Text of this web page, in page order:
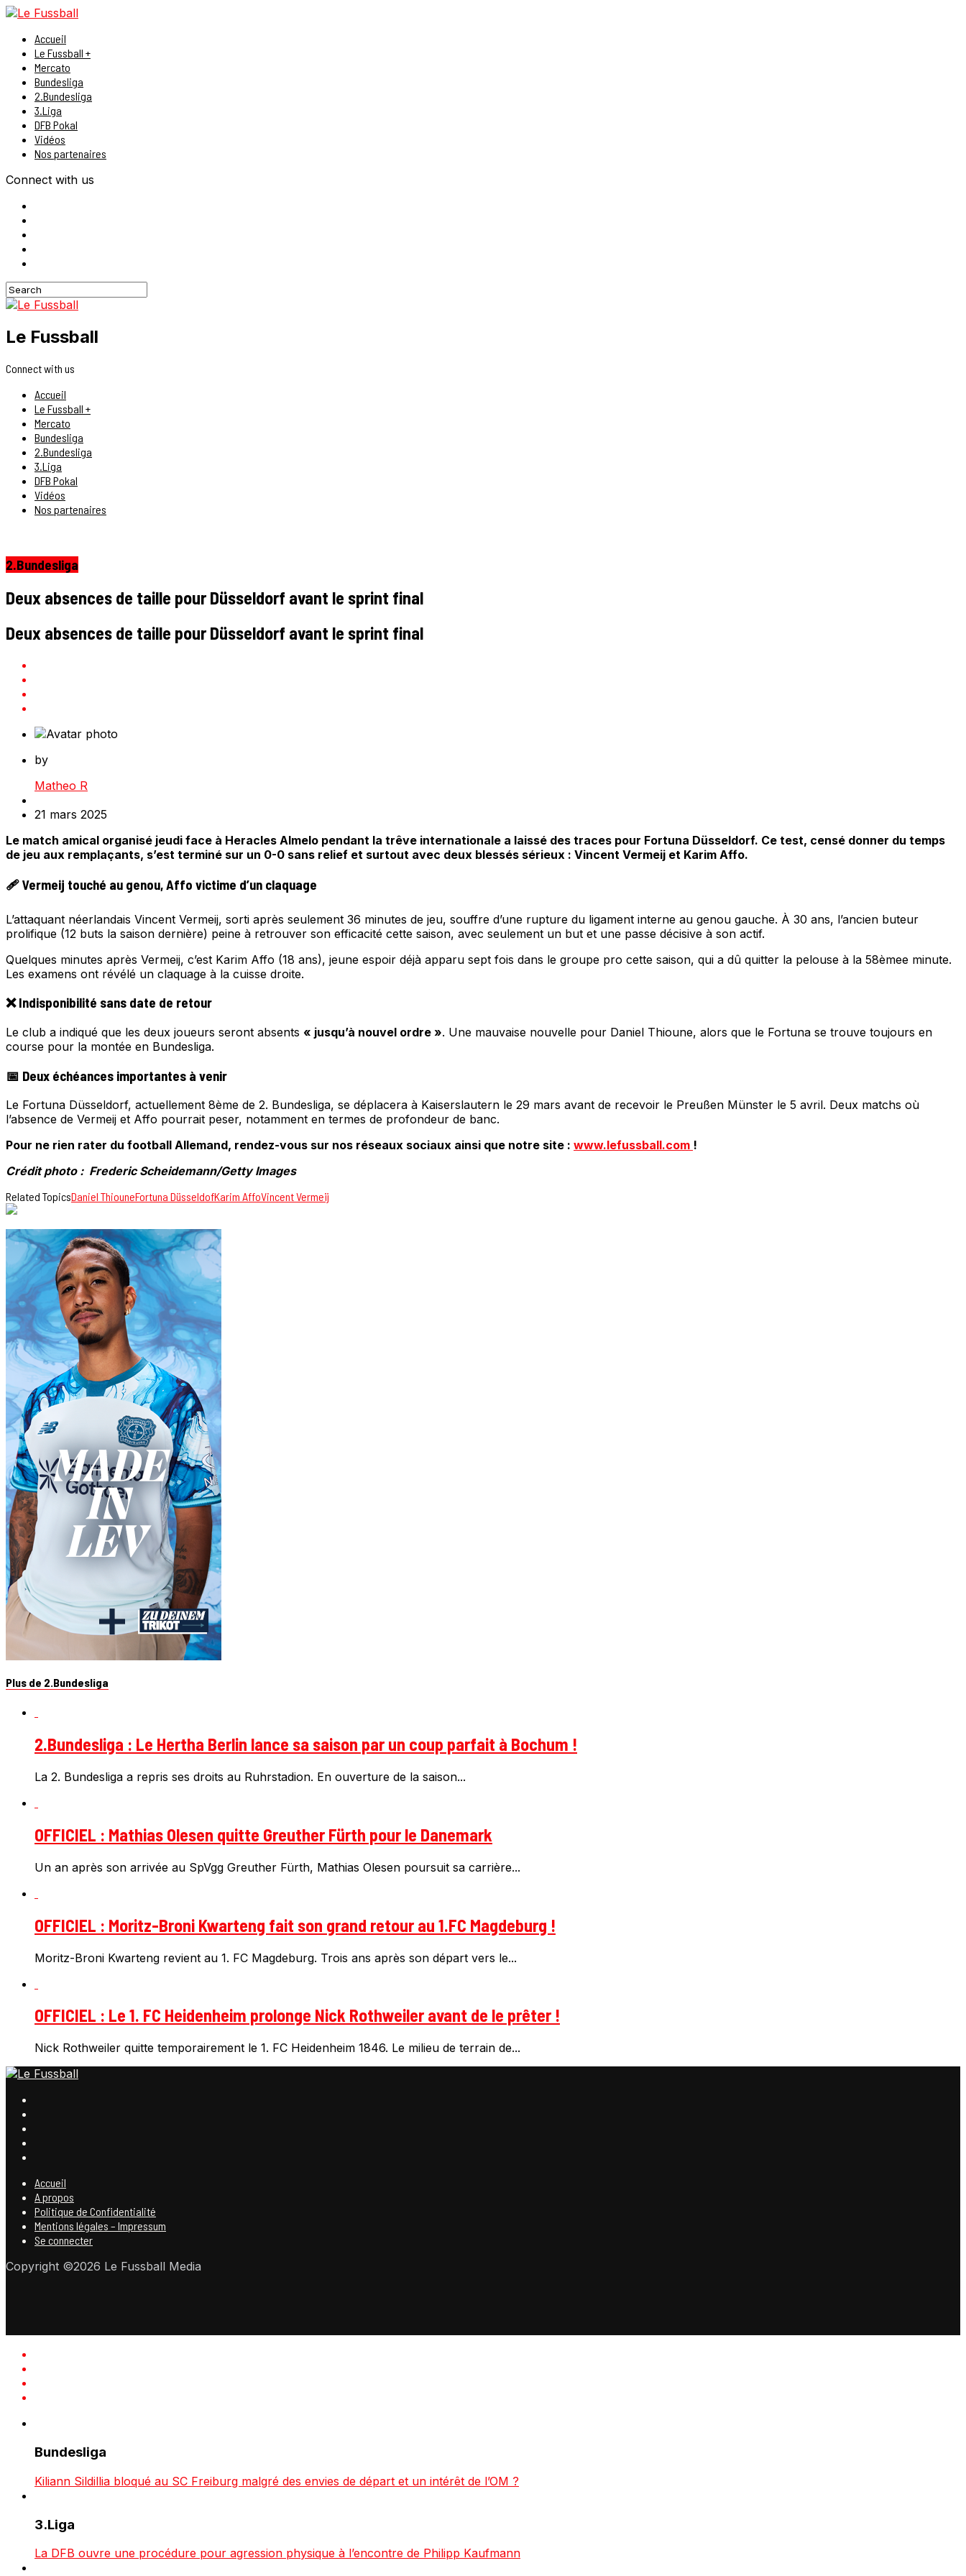
Accueil
Le Fussball +
Mercato
Bundesliga
2.Bundesliga
3.Liga
DFB Pokal
Vidéos
Nos partenaires
Connect with us
Le Fussball
Connect with us
Accueil
Le Fussball +
Mercato
Bundesliga
2.Bundesliga
3.Liga
DFB Pokal
Vidéos
Nos partenaires
2.Bundesliga
Deux absences de taille pour Düsseldorf avant le sprint final
Deux absences de taille pour Düsseldorf avant le sprint final
by
Matheo R
21 mars 2025
Le match amical organisé jeudi face à Heracles Almelo pendant la trêve internationale a laissé des traces pour Fortuna Düsseldorf. Ce test, censé donner du temps
de jeu aux remplaçants, s’est terminé sur un 0-0 sans relief et surtout avec deux blessés sérieux : Vincent Vermeij et Karim Affo.
🩹 Vermeij touché au genou, Affo victime d’un claquage
L’attaquant néerlandais Vincent Vermeij, sorti après seulement 36 minutes de jeu, souffre d’une rupture du ligament interne au genou gauche. À 30 ans, l’ancien buteur
prolifique (12 buts la saison dernière) peine à retrouver son efficacité cette saison, avec seulement un but et une passe décisive à son actif.
Quelques minutes après Vermeij, c’est Karim Affo (18 ans), jeune espoir déjà apparu sept fois dans le groupe pro cette saison, qui a dû quitter la pelouse à la 58èmee minute.
Les examens ont révélé un claquage à la cuisse droite.
❌ Indisponibilité sans date de retour
Le club a indiqué que les deux joueurs seront absents « jusqu’à nouvel ordre ». Une mauvaise nouvelle pour Daniel Thioune, alors que le Fortuna se trouve toujours en
course pour la montée en Bundesliga.
📅 Deux échéances importantes à venir
Le Fortuna Düsseldorf, actuellement 8ème de 2. Bundesliga, se déplacera à Kaiserslautern le 29 mars avant de recevoir le Preußen Münster le 5 avril. Deux matchs où
l’absence de Vermeij et Affo pourrait peser, notamment en termes de profondeur de banc.
Pour ne rien rater du football Allemand, rendez-vous sur nos réseaux sociaux ainsi que notre site : www.lefussball.com !
Crédit photo : Frederic Scheidemann/Getty Images
Related TopicsDaniel ThiouneFortuna DüsseldofKarim AffoVincent Vermeij
Plus de 2.Bundesliga
2.Bundesliga : Le Hertha Berlin lance sa saison par un coup parfait à Bochum !
La 2. Bundesliga a repris ses droits au Ruhrstadion. En ouverture de la saison...
OFFICIEL : Mathias Olesen quitte Greuther Fürth pour le Danemark
Un an après son arrivée au SpVgg Greuther Fürth, Mathias Olesen poursuit sa carrière...
OFFICIEL : Moritz-Broni Kwarteng fait son grand retour au 1.FC Magdeburg !
Moritz-Broni Kwarteng revient au 1. FC Magdeburg. Trois ans après son départ vers le...
OFFICIEL : Le 1. FC Heidenheim prolonge Nick Rothweiler avant de le prêter !
Nick Rothweiler quitte temporairement le 1. FC Heidenheim 1846. Le milieu de terrain de...
Accueil
A propos
Politique de Confidentialité
Mentions légales – Impressum
Se connecter
Copyright ©2026 Le Fussball Media
Bundesliga
Kiliann Sildillia bloqué au SC Freiburg malgré des envies de départ et un intérêt de l’OM ?
3.Liga
La DFB ouvre une procédure pour agression physique à l’encontre de Philipp Kaufmann